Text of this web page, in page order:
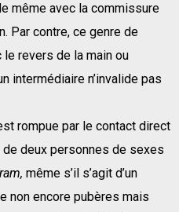
même avec la commissure
Par contre, ce genre de
revers de la main ou
intermédiaire n’invalide pas
rompue par le contact direct
de deux personnes de sexes
ram, même s’il s’agit d’un
non encore pubères mais